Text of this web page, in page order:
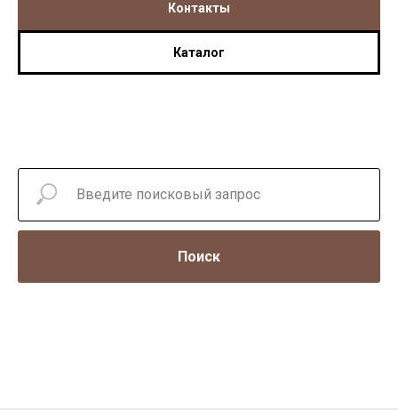
Контакты
Каталог
Поиск